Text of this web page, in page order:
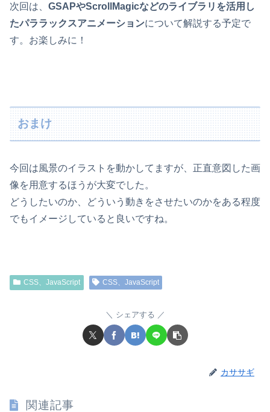
次回は、 GSAPやScrollMagicなどのライブラリを活用し
たパララックスアニメーションについて解説する予定で
す。お楽しみに！
おまけ
今回は風景のイラストを動かしてますが、正直意図した画
像を用意するほうが大変でした。
どうしたいのか、どういう動きをさせたいのかをある程度
でもイメージしていると良いですね。
CSS、JavaScript CSS、JavaScript
シェアする
カササギ
関連記事